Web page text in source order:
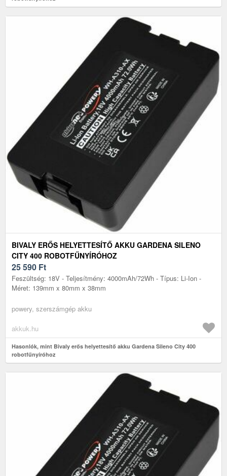
BIVALY ERŐS HELYETTESÍTŐ AKKU GARDENA SILENO
CITY 400 ROBOTFŰNYÍRÓHOZ
25 590 Ft
Feszültség: 18V - Teljesítmény: 4000mAh/72Wh - Típus: Li-Ion -
Méret: 139mm x 80mm x 38mm
powery, szerszámgép akku
akkuk.hu
Hasonlók, mint Bivaly erős helyettesítő akku Gardena Sileno City 400
robotfűnyíróhoz